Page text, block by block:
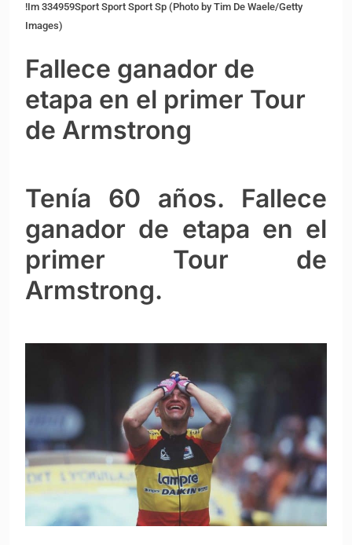
!Im 334959Sport Sport Sport Sp (Photo by Tim De Waele/Getty
Images)
Fallece ganador de
etapa en el primer Tour
de Armstrong
Tenía 60 años. Fallece
ganador de etapa en el
primer Tour de
Armstrong.